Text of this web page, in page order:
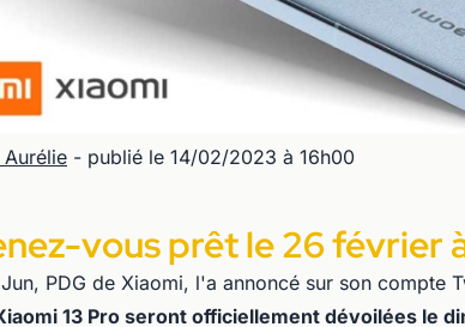
Aurélie - publié le 14/02/2023 à 16h00
vous prêt le 26 février
PDG de Xiaomi, l'a annoncé sur son compte
13 Pro seront officiellement dévoilées le